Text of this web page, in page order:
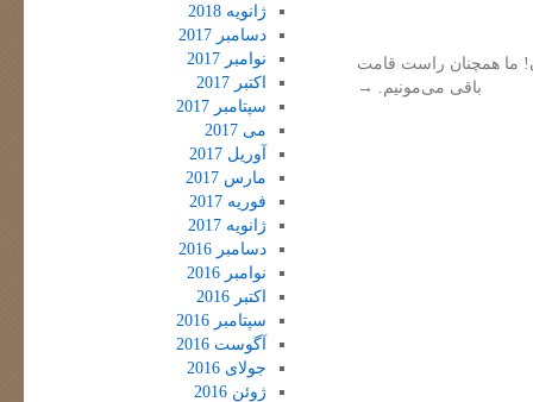
همچنان راست قامت
باقی می‌مونیم.
→
ژانویه 2018
دسامبر 2017
نوامبر 2017
اکتبر 2017
سپتامبر 2017
می 2017
آوریل 2017
مارس 2017
فوریه 2017
ژانویه 2017
دسامبر 2016
نوامبر 2016
اکتبر 2016
سپتامبر 2016
آگوست 2016
جولای 2016
ژوئن 2016